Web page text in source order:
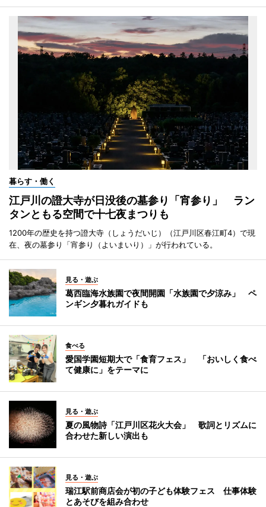
暮らす・働く
江戸川の證大寺が日没後の墓参り「宵参り」 ラン
タンともる空間で十七夜まつりも
1200年の歴史を持つ證大寺（しょうだいじ）（江戸川区春江町4）で現
在、夜の墓参り「宵参り（よいまいり）」が行われている。
見る・遊ぶ
葛西臨海水族園で夜間開園「水族園で夕涼み」 ペ
ンギン夕暮れガイドも
食べる
愛国学園短期大で「食育フェス」 「おいしく食べ
て健康に」をテーマに
見る・遊ぶ
夏の風物詩「江戸川区花火大会」 歌詞とリズムに
合わせた新しい演出も
見る・遊ぶ
瑞江駅前商店会が初の子ども体験フェス 仕事体験
とあそびを組み合わせ